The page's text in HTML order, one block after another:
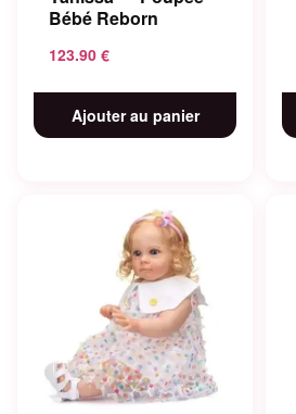
Bébé Reborn
123.90 €
Ajouter au panier